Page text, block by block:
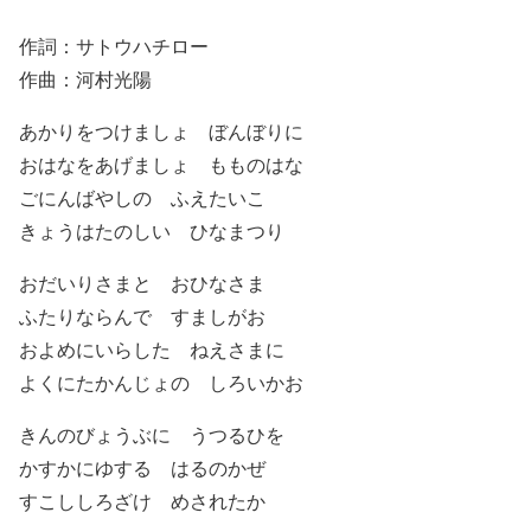
作詞：サトウハチロー
作曲：河村光陽
あかりをつけましょ ぼんぼりに
おはなをあげましょ もものはな
ごにんばやしの ふえたいこ
きょうはたのしい ひなまつり
おだいりさまと おひなさま
ふたりならんで すましがお
およめにいらした ねえさまに
よくにたかんじょの しろいかお
きんのびょうぶに うつるひを
かすかにゆする はるのかぜ
すこししろざけ めされたか